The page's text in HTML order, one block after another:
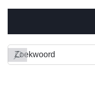
Filteren op